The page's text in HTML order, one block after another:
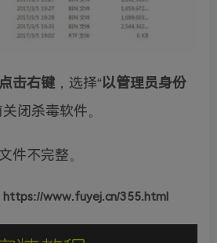
点击右键 ，选择“以管理员身份
闭杀毒软件。
件不完整。
https://www.fuyej.cn/355.html